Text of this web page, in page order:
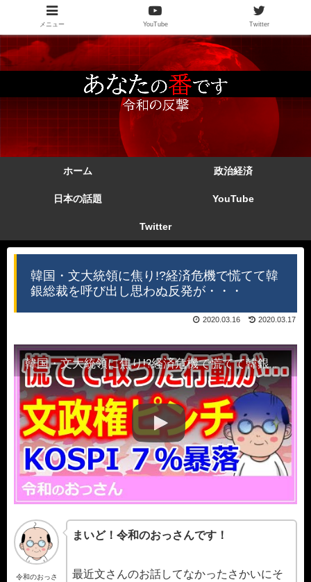
ホーム 政治経済
日本の話題 YouTube
Twitter
韓国・文大統領に焦り!?経済危機で慌てて韓
銀総裁を呼び出し思わぬ反発が・・・
2020.03.17
2020.03.16
韓国・文大統領に焦り!?経済危機で慌てて韓銀総裁を呼び出し思わぬ反発が・・・
令和のおっさ
まいど！令和のおっさんです！
最近文さんのお話してなかったさかいにそ
メニュー YouTube Twitter